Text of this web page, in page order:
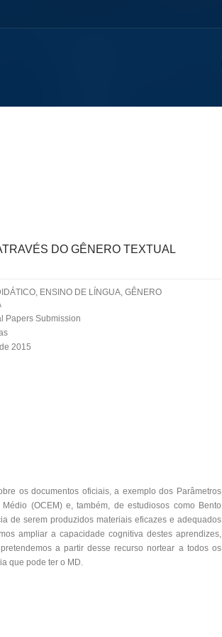
DO GÊNERO TEXTUAL
ENSINO DE LÍNGUA, GÊNERO
Papers Submission
2015
os documentos oficiais, a exemplo dos Parâmetros
(OCEM) e, também, de estudiosos como Bento
de serem produzidos materiais eficazes e adequados
ampliar a capacidade cognitiva destes aprendizes,
a partir desse recurso nortear a todos os
que pode ter o MD.